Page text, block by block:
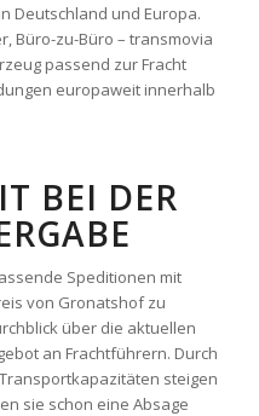
Deutschland und Europa.
Büro-zu-Büro – transmovia
passend zur Fracht
europaweit innerhalb
BEI DER
Speditionen mit
von Gronatshof zu
über die aktuellen
an Frachtführern. Durch
steigen
sie schon eine Absage